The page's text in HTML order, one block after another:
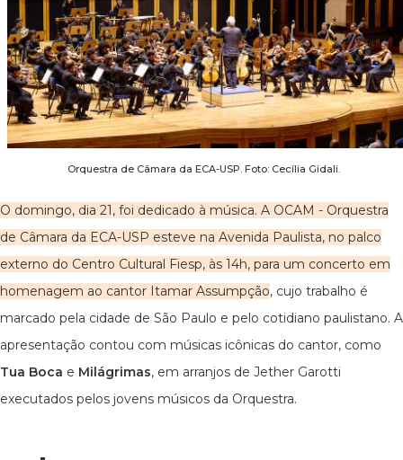
Orquestra de Câmara da ECA-USP. Foto: Cecília Gidali.
O domingo, dia 21, foi dedicado à música. A OCAM - Orquestra
de Câmara da ECA-USP esteve na Avenida Paulista, no palco
externo do Centro Cultural Fiesp, às 14h, para um concerto em
homenagem ao cantor Itamar Assumpção, cujo trabalho é
marcado pela cidade de São Paulo e pelo cotidiano paulistano. A
apresentação contou com músicas icônicas do cantor, como
Tua Boca e Milágrimas, em arranjos de Jether Garotti
executados pelos jovens músicos da Orquestra.